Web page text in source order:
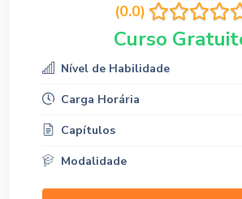
(0.0)
Curso
Nível de Habilidade
Carga Horária
Capítulos
Modalidade